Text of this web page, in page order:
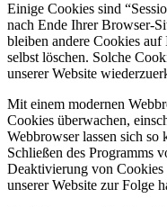
Einige Cookies sind
nach Ende Ihrer Browser-
bleiben andere Cookies auf
selbst löschen. Solche
unserer Website
Mit einem modernen
Cookies überwachen,
Webbrowser lassen sich
Schließen des Programms
Deaktivierung von Cookies
unserer Website zur Folge